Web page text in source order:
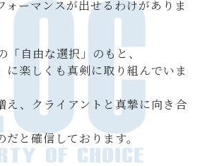
ォーマンスが出せるわけがありま
自由な選択」のもと、
に楽しくも真剣に取り組んでいま
え、クライアントと真摯に向き合
と確信しております。